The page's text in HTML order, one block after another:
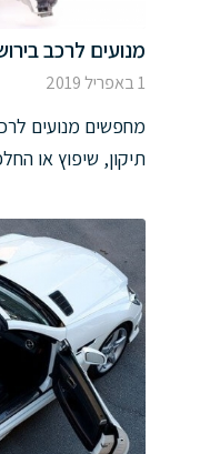
מנועים לרכב
1 באפריל 2019
מחפשים מנועים
תיקון, שיפוץ או